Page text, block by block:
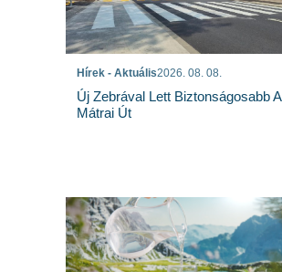
Hírek - Aktuális2026. 08. 08.
Új Zebrával Lett Biztonságosabb A
Mátrai Út